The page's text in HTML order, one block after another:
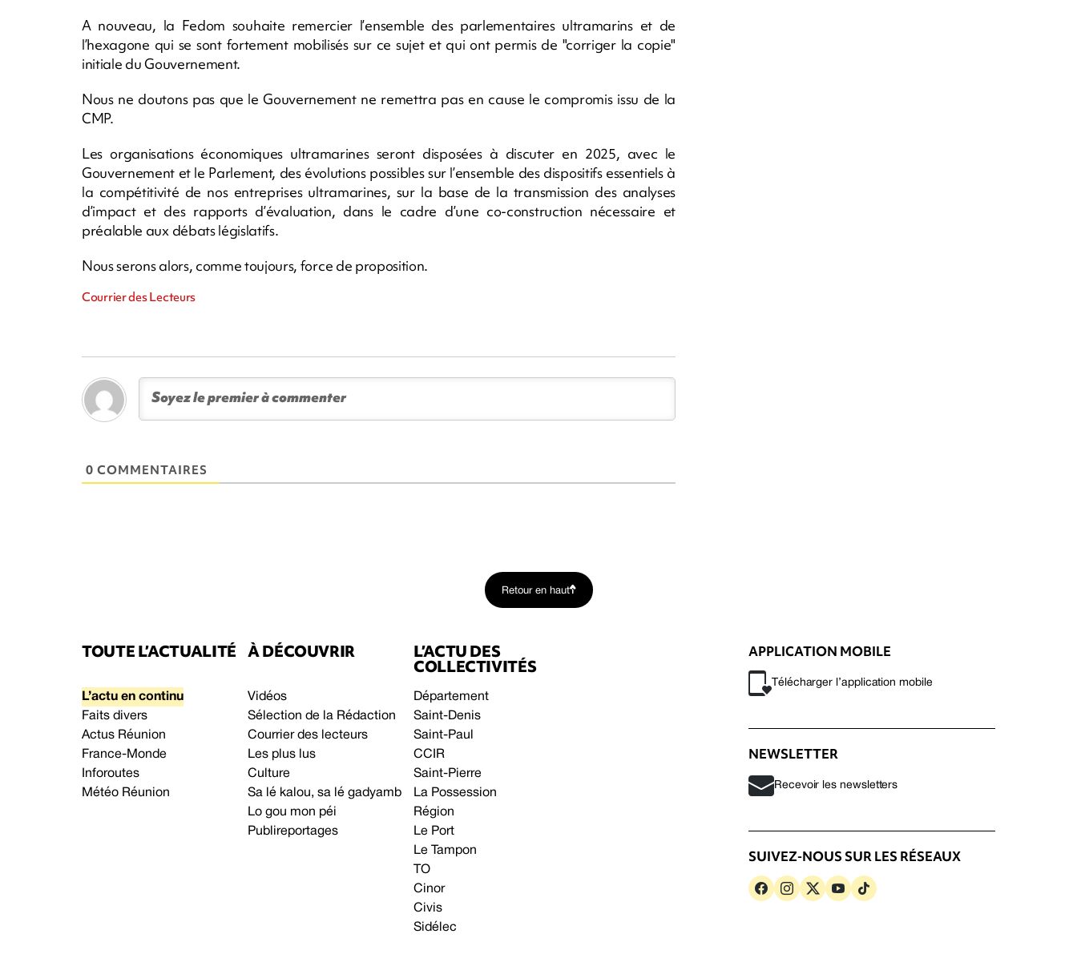
A nouveau, la Fedom souhaite remercier l’ensemble des parlementaires ultramarins et de
l’hexagone qui se sont fortement mobilisés sur ce sujet et qui ont permis de "corriger la copie"
initiale du Gouvernement.
Nous ne doutons pas que le Gouvernement ne remettra pas en cause le compromis issu de la
CMP.
Les organisations économiques ultramarines seront disposées à discuter en 2025, avec le
Gouvernement et le Parlement, des évolutions possibles sur l’ensemble des dispositifs essentiels à
la compétitivité de nos entreprises ultramarines, sur la base de la transmission des analyses
d’impact et des rapports d’évaluation, dans le cadre d’une co-construction nécessaire et
préalable aux débats législatifs.
Nous serons alors, comme toujours, force de proposition.
Courrier des Lecteurs
0 COMMENTAIRES
Retour en haut
TOUTE L’ACTUALITÉ
L’actu en continu
Faits divers
Actus Réunion
France-Monde
Inforoutes
Météo Réunion
À DÉCOUVRIR
Vidéos
Sélection de la Rédaction
Courrier des lecteurs
Les plus lus
Culture
Sa lé kalou, sa lé gadyamb
Lo gou mon péi
Publireportages
L’ACTU DES
COLLECTIVITÉS
Département
Saint-Denis
Saint-Paul
CCIR
Saint-Pierre
La Possession
Région
Le Port
Le Tampon
TO
Cinor
Civis
Sidélec
APPLICATION MOBILE
Télécharger l’application mobile
NEWSLETTER
Recevoir les newsletters
SUIVEZ-NOUS SUR LES RÉSEAUX